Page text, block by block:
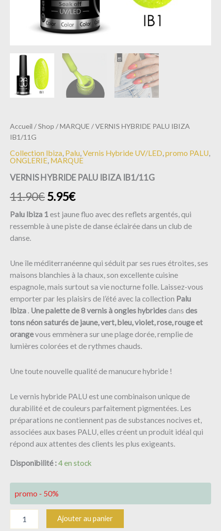
Accueil /Shop /MARQUE / VERNIS HYBRIDE PALU IBIZA
IB1/11G
Collection Ibiza, Palu,Vernis Hybride UV/LED,promo PALU,
ONGLERIE, MARQUE
VERNIS HYBRIDE PALU IBIZA IB1/11G
11.90€5.95€
Palu Ibiza 1 est jaune fluo avec des reflets argentés, qui
ressemble à une piste de danse éclairée dans un club de
danse.
Une île méditerranéenne qui séduit par ses rues étroites, ses
maisons blanchies à la chaux, son excellente cuisine
espagnole, mais surtout sa vie nocturne folle. Laissez-vous
emporter par les plaisirs de l’été avec la collection Palu
Ibiza . Une palette de 8 vernis à ongles hybridesdans des
tons néon saturés de jaune, vert, bleu, violet, rose, rouge et
orangevous emmènera sur une plage dorée, remplie de
lumières colorées et de rythmes chauds.
Une toute nouvelle qualité de manucure hybride !
Le vernis hybride PALU est une combinaison unique de
durabilité et de couleurs parfaitement pigmentées. Les
préparations ne contiennent pas de substances nocives et,
associées aux bases PALU, elles créent un produit idéal qui
répond aux attentes des clients les plus exigeants.
Disponibilité :4 en stock
promo - 50%
Ajouter au panier